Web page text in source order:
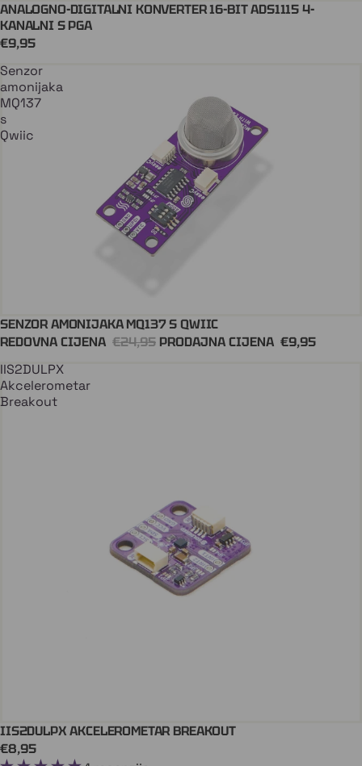
Stiže uskoro
ANALOGNO-DIGITALNI KONVERTER 16-BIT ADS1115 4-
KANALNI S PGA
€9,95
Senzor
amonijaka
MQ137
s
Qwiic
QWIIC
Dodaj U Košaricu
SENZOR AMONIJAKA MQ137 S QWIIC
REDOVNA CIJENA €24,95 PRODAJNA CIJENA €9,95
IIS2DULPX
Akcelerometar
Breakout
Dodaj U Košaricu
IIS2DULPX AKCELEROMETAR BREAKOUT
€8,95